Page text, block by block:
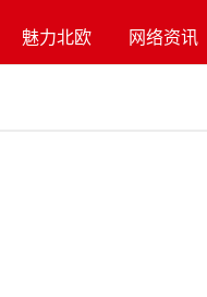
魅力北欧 网络资讯